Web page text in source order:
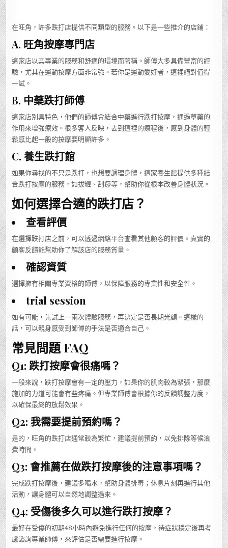
在旺角，許多跌打店提供不同類型的服務。以下是一些推介的店鋪：
A. 旺角按摩專門店
這家店以其專業的服務和舒適的環境而著稱。師傅大多具備豐富的經
驗，尤其在運動按摩方面非常強。若你是運動愛好者，這裡絕對值得
一試。
B. 中藥跌打師傅
這家店別具特色，他們的師傅會結合中藥進行跌打按摩，通過草藥的
作用來增強療效。很多客人反映，去到這裡的療程後，感到身體的輕
鬆感比起一般的按摩要明顯許多。
C. 養生跌打館
如果你尋找的不只是跌打，也想要調理身體，這家養生館提供多種結
合跌打按摩的服務，如拔罐、刮痧等，幫助你從根本改善身體狀況。
如何選擇合適的跌打店？
查看評價
在選擇跌打店之前，可以透過網絡平台查看其他顧客的評價。真實的
顧客反饋能幫助你了解該店的服務質量。
確認資質
選擇擁有相關專業資格的師傅，以保障服務的專業性和安全性。
trial session
如有可能，先試上一兩次體驗服務，再決定是否長期光顧。這樣的
話，可以親身感受到師傅的手法是否適合自己。
常見問題 FAQ
Q1: 跌打按摩會很痛嗎？
一般來說，跌打按摩會有一定的壓力，如果你的肌肉較為緊張，那麼
施加的力道可能會有些疼痛。但專業師傅會根據你的反饋調整力度，
以確保最終的放鬆效果。
Q2: 我需要提前預約嗎？
是的，旺角的跌打店通常較為繁忙，建議提前預約，以免排隊等候浪
費時間。
Q3: 會推薦在做跌打按摩後的注意事項嗎？
完成跌打按摩後，建議多喝水，幫助身體排毒；休息片刻再進行其他
活動，讓身體可以自然地調整過來。
Q4: 受傷後多久可以進行跌打按摩？
最好在受傷的初期48小時內避免進行任何的按摩，待症狀穩定後再考
慮諮詢專業師傅，來評估是否需要進行按摩。